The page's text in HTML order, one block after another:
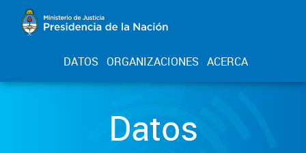
DATOS ORGANIZACIONES ACERCA
Datos